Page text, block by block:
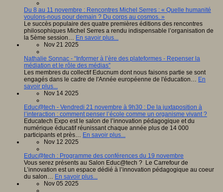
Du 8 au 11 novembre : Rencontres Michel Serres : « Quelle humanité
voulons-nous pour demain ? Du corps au cosmos. »
Le succès populaire des quatre premières éditions des rencontres
philosophiques Michel Serres a rendu indispensable l’organisation de
la 5ème session… En savoir plus...
Nov 21 2025
Nathalie Sonnac - “Informer à l’ère des plateformes - Repenser la
médiation et le rôle des médias”
Les membres du collectif Educnum dont nous faisons partie se sont
engagés dans le cadre de l'Année européenne de l'éducation… En
savoir plus...
Nov 14 2025
Educ@tech - Vendredi 21 novembre à 9h30 : De la juxtaposition à
l’interaction : comment penser l’école comme un organisme vivant ?
Educatech Expo est le salon de l’innovation pédagogique et du
numérique éducatif réunissant chaque année plus de 14 000
participants et près… En savoir plus...
Nov 12 2025
Educ@tech : Programme des conférences du 19 novembre
Vous serez présents au Salon Educ@tech ? Le Carrefour de
L’innovation est un espace dédié à l’innovation pédagogique au coeur
du salon… En savoir plus...
Nov 05 2025